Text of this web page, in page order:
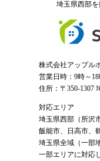
埼玉県西部
株式会社アップル
営業日時：9時～18
住所：〒350-1307
対応エリア
埼玉県西部（ 所沢
飯能市、日高市、
埼玉県全域（一部
一部エリアに対応